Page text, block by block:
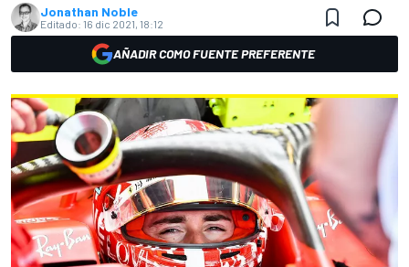
Jonathan Noble
Editado: 16 dic 2021, 18:12
AÑADIR COMO FUENTE PREFERENTE